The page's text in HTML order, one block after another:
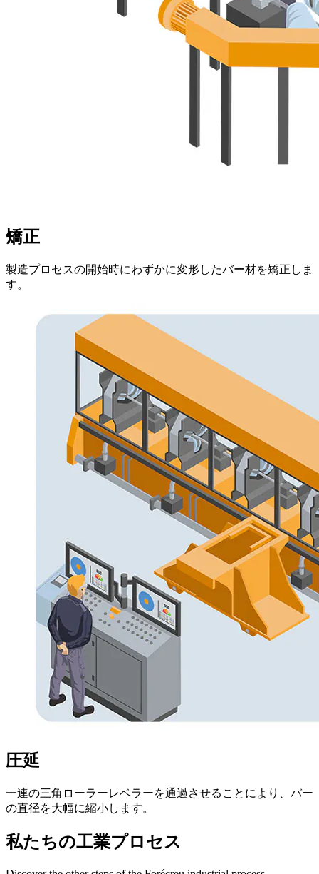
矯正
製造プロセスの開始時にわずかに変形したバー材を矯正しま
す。
圧延
一連の三角ローラーレベラーを通過させることにより、バー
の直径を大幅に縮小します。
私たちの工業プロセス